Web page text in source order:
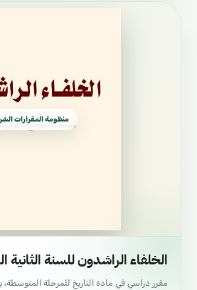
منظومة المقرارات
الخلفاء الراشدون للسنة
مقرر دراسي في مادة التاريخ للمرحلة المتوسطة،